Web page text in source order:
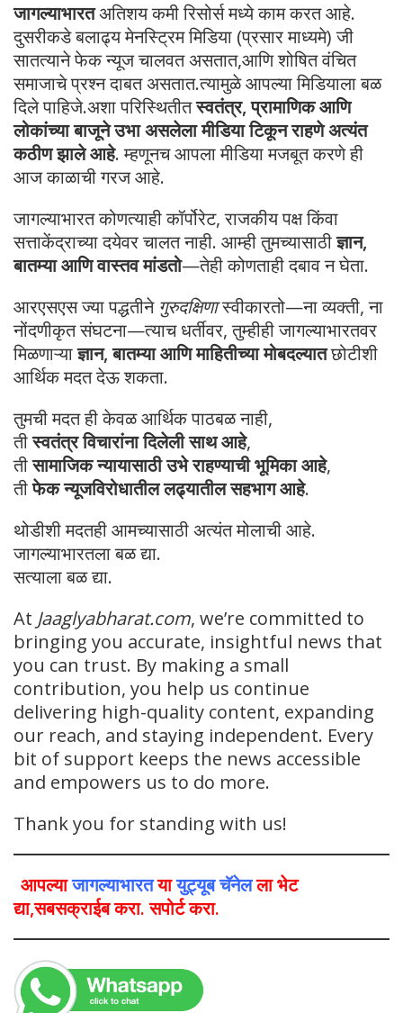
जागल्याभारतअतिशय कमी रिसोर्स मध्ये काम करत आहे.
दुसरीकडे बलाढ्य मेनस्ट्रिम मिडिया (प्रसार माध्यमे) जी
सातत्याने फेक न्यूज चालवत असतात,आणि शोषित वंचित
समाजाचे प्रश्न दाबत असतात.त्यामुळे आपल्या मिडियाला बळ
दिले पाहिजे.अशा परिस्थितीतस्वतंत्र, प्रामाणिक आणि
लोकांच्या बाजूने उभा असलेला मीडिया टिकून राहणे अत्यंत
कठीण झाले आहे. म्हणूनच आपला मीडिया मजबूत करणे ही
आज काळाची गरज आहे.
जागल्याभारत कोणत्याही कॉर्पोरेट, राजकीय पक्ष किंवा
सत्ताकेंद्राच्या दयेवर चालत नाही. आम्ही तुमच्यासाठीज्ञान,
बातम्या आणि वास्तव मांडतो—तेही कोणताही दबाव न घेता.
आरएसएस ज्या पद्धतीने गुरुदक्षिणास्वीकारतो—ना व्यक्ती, ना
नोंदणीकृत संघटना—त्याच धर्तीवर, तुम्हीही जागल्याभारतवर
मिळणाऱ्याज्ञान, बातम्या आणि माहितीच्या मोबदल्यातछोटीशी
आर्थिक मदत देऊ शकता.
तुमची मदत ही केवळ आर्थिक पाठबळ नाही,
तीस्वतंत्र विचारांना दिलेली साथ आहे,
तीसामाजिक न्यायासाठी उभे राहण्याची भूमिका आहे,
तीफेक न्यूजविरोधातील लढ्यातील सहभाग आहे.
थोडीशी मदतही आमच्यासाठी अत्यंत मोलाची आहे.
जागल्याभारतला बळ द्या.
सत्याला बळ द्या.
At Jaaglyabharat.com, we’re committed to
bringing you accurate, insightful news that
you can trust. By making a small
contribution, you help us continue
delivering high-quality content, expanding
our reach, and staying independent. Every
bit of support keeps the news accessible
and empowers us to do more.
Thank you for standing with us!
आपल्याजागल्याभारतयायुट्यूब चॅनेलला भेट
द्या,सबसक्राईब करा. सपोर्ट करा.